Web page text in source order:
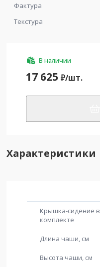
Фактура
Текстура
В наличии
17 625 ₽/шт.
Характеристики
Крышка-сидение в
комплекте
Длина чаши, см
Высота чаши, см